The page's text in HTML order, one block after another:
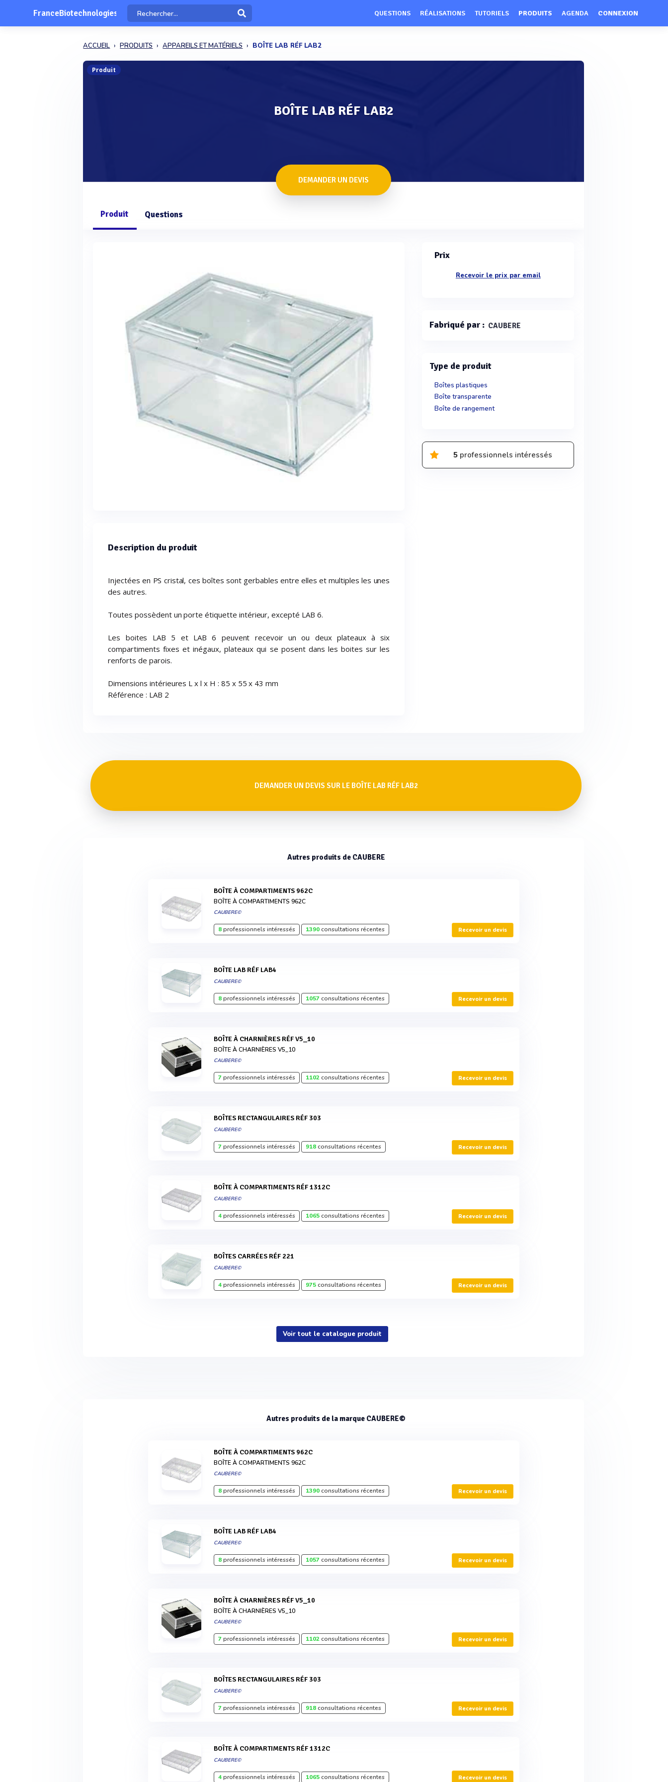
FranceBiotechnologies QUESTIONS RÉALISATIONS TUTORIELS PRODUITS AGENDA CONNEXION
ACCUEIL PRODUITS APPAREILS ET MATÉRIELS BOÎTE LAB RÉF LAB2
Produit
BOÎTE LAB RÉF LAB2
DEMANDER UN DEVIS
Produit Questions
Description du produit
Injectées en PS cristal, ces boîtes sont gerbables entre elles et multiples les unes
des autres.
Toutes possèdent un porte étiquette intérieur, excepté LAB 6.
Les boites LAB 5 et LAB 6 peuvent recevoir un ou deux plateaux à six
compartiments fixes et inégaux, plateaux qui se posent dans les boites sur les
renforts de parois.
Dimensions intérieures L x l x H : 85 x 55 x 43 mm
Référence : LAB 2
Prix
Recevoir le prix par email
Fabriqué par : CAUBERE
Type de produit
Boîtes plastiques
Boîte transparente
Boîte de rangement
5professionnels intéressés
DEMANDER UN DEVIS SUR LE BOÎTE LAB RÉF LAB2
Autres produits de CAUBERE
BOÎTE À COMPARTIMENTS 962C
BOÎTE À COMPARTIMENTS 962C
CAUBERE©
8professionnels intéressés 1390consultations récentes Recevoir un devis
BOÎTE LAB RÉF LAB4
CAUBERE©
8professionnels intéressés 1057consultations récentes Recevoir un devis
BOÎTE À CHARNIÈRES RÉF V5_10
BOÎTE À CHARNIÈRES V5_10
CAUBERE©
7professionnels intéressés 1102consultations récentes Recevoir un devis
BOÎTES RECTANGULAIRES RÉF 303
CAUBERE©
7professionnels intéressés 918consultations récentes Recevoir un devis
BOÎTE À COMPARTIMENTS RÉF 1312C
CAUBERE©
4professionnels intéressés 1065consultations récentes Recevoir un devis
BOÎTES CARRÉES RÉF 221
CAUBERE©
4professionnels intéressés 975consultations récentes Recevoir un devis
Voir tout le catalogue produit
Autres produits de la marque CAUBERE©
BOÎTE À COMPARTIMENTS 962C
BOÎTE À COMPARTIMENTS 962C
CAUBERE©
8professionnels intéressés 1390consultations récentes Recevoir un devis
BOÎTE LAB RÉF LAB4
CAUBERE©
8professionnels intéressés 1057consultations récentes Recevoir un devis
BOÎTE À CHARNIÈRES RÉF V5_10
BOÎTE À CHARNIÈRES V5_10
CAUBERE©
7professionnels intéressés 1102consultations récentes Recevoir un devis
BOÎTES RECTANGULAIRES RÉF 303
CAUBERE©
7professionnels intéressés 918consultations récentes Recevoir un devis
BOÎTE À COMPARTIMENTS RÉF 1312C
CAUBERE©
4professionnels intéressés 1065consultations récentes Recevoir un devis